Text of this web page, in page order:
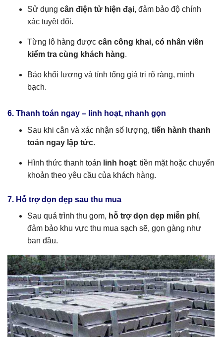
Sử dụng cân điện tử hiện đại, đảm bảo độ chính
xác tuyệt đối.
Từng lô hàng được cân công khai, có nhân viên
kiểm tra cùng khách hàng.
Báo khối lượng và tính tổng giá trị rõ ràng, minh
bạch.
6. Thanh toán ngay – linh hoạt, nhanh gọn
Sau khi cân và xác nhận số lượng, tiến hành thanh
toán ngay lập tức.
Hình thức thanh toán linh hoạt: tiền mặt hoặc chuyển
khoản theo yêu cầu của khách hàng.
7. Hỗ trợ dọn dẹp sau thu mua
Sau quá trình thu gom, hỗ trợ dọn dẹp miễn phí,
đảm bảo khu vực thu mua sạch sẽ, gọn gàng như
ban đầu.